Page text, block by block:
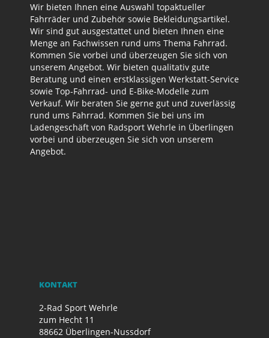
Wir bieten Ihnen eine Auswahl topaktueller
Fahrräder und Zubehör sowie Bekleidungsartikel.
Wir sind gut ausgestattet und bieten Ihnen eine
Menge an Fachwissen rund ums Thema Fahrrad.
Kommen Sie vorbei und überzeugen Sie sich von
unserem Angebot. Wir bieten qualitativ gute
Beratung und einen erstklassigen Werkstatt-Service
sowie Top-Fahrrad- und E-Bike-Modelle zum
Verkauf. Wir beraten Sie gerne gut und zuverlässig
rund ums Fahrrad. Kommen Sie bei uns im
Ladengeschäft von Radsport Wehrle in Überlingen
vorbei und überzeugen Sie sich von unserem
Angebot.
KONTAKT
2-Rad Sport Wehrle
zum Hecht 11
88662 Überlingen-Nussdorf